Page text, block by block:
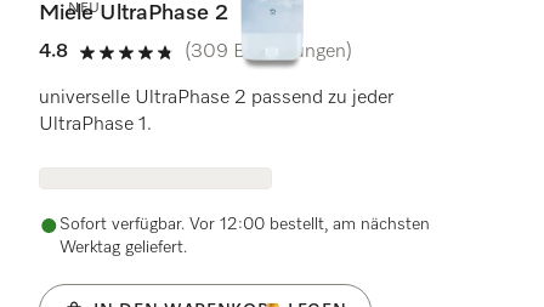
NEU
Miele UltraPhase 2
4.8
4.8 von 5 Sternen
(309 Bewertungen)
universelle UltraPhase 2 passend zu jeder
UltraPhase 1.
Sofort verfügbar. Vor 12:00 bestellt, am nächsten
Werktag geliefert.